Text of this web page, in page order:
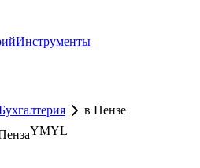
Инструменты
в Пензе
YMYL